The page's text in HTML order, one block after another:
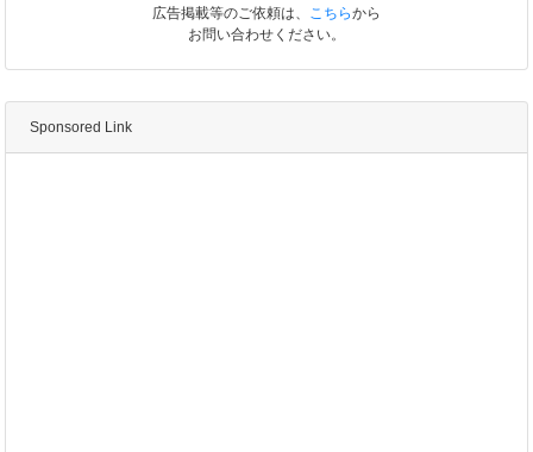
広告掲載等のご依頼は、 こちらから
お問い合わせください。
Sponsored Link